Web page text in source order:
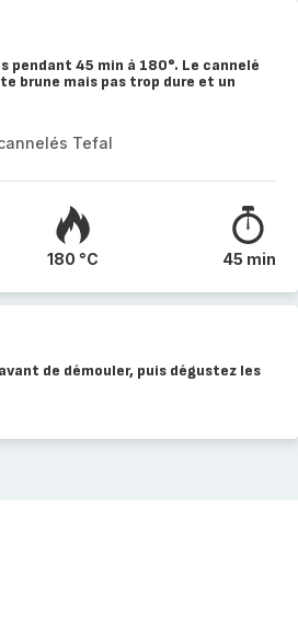
pendant 45 min à 180°. Le cannelé
brune mais pas trop dure et un
Tefal
180 °C 45 min
de démouler, puis dégustez les